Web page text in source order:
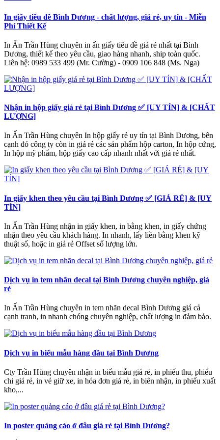
In giấy tiêu đề Bình Dương - chất lượng, giá rẻ, uy tín - Miễn
Phí Thiết Kế
In Ấn Trần Hùng chuyên in ấn giấy tiêu đề giá rẻ nhất tại Bình
Dương, thiết kế theo yêu cầu, giao hàng nhanh, ship toàn quốc.
Liên hệ: 0989 533 499 (Mr. Cường) - 0909 106 848 (Ms. Nga)
Nhận in hộp giấy giá rẻ tại Bình Dương ✅ [UY TÍN] & [CHẤT
LƯỢNG]
In Ấn Trần Hùng chuyên In hộp giấy rẻ uy tín tại Bình Dương, bên
cạnh đó công ty còn in giá rẻ các sản phẩm hộp carton, In hộp cứng,
In hộp mỹ phẩm, hộp giấy cao cấp nhanh nhất với giá rẻ nhất.
In giấy khen theo yêu cầu tại Bình Dương ✅ [GIÁ RẺ] & [UY
TÍN]
In Ấn Trần Hùng nhận in giấy khen, in bằng khen, in giấy chứng
nhận theo yêu cầu khách hàng. In nhanh, lấy liền bằng khen kỹ
thuật số, hoặc in giá rẻ Offset số lượng lớn.
Dịch vụ in tem nhãn decal tại Bình Dương chuyên nghiệp, giá
rẻ
In Ấn Trần Hùng chuyên in tem nhãn decal Bình Dương giá cả
cạnh tranh, in nhanh chóng chuyên nghiệp, chất lượng in đảm bảo.
Dịch vụ in biểu mẫu hàng đầu tại Bình Dương
Cty Trần Hùng chuyên nhận in biểu mẫu giá rẻ, in phiếu thu, phiếu
chi giá rẻ, in vé giữ xe, in hóa đơn giá rẻ, in biên nhận, in phiếu xuất
kho,...
In poster quảng cáo ở đâu giá rẻ tại Bình Dương?